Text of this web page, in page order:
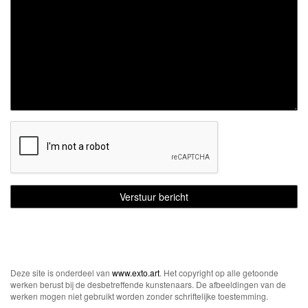
Deze site is onderdeel van www.exto.art. Het copyright op alle getoonde
werken berust bij de desbetreffende kunstenaars. De afbeeldingen van de
werken mogen niet gebruikt worden zonder schriftelijke toestemming.